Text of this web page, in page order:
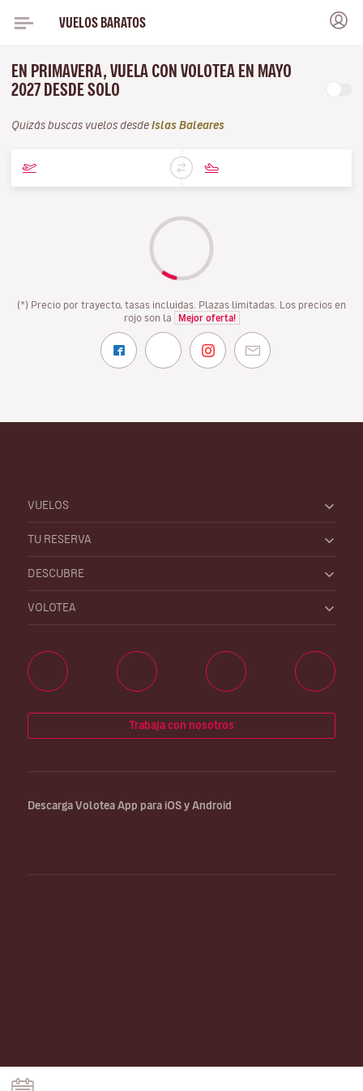
VUELOS BARATOS
EN PRIMAVERA, VUELA CON VOLOTEA EN MAYO
2027 DESDE SOLO
Quizás buscas vuelos desde Islas Baleares
(*) Precio por trayecto, tasas incluidas. Plazas limitadas. Los precios en
rojo son la
Mejor oferta!
VUELOS
TU RESERVA
DESCUBRE
VOLOTEA
Trabaja con nosotros
Descarga Volotea App para iOS y Android